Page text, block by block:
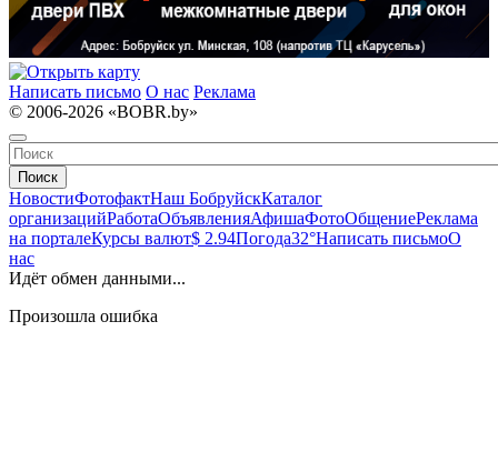
Написать письмо О нас Реклама
© 2006-2026 «BOBR.by»
Поиск
НовостиФотофактНаш БобруйскКаталог
организацийРаботаОбъявленияАфишаФотоОбщениеРеклама
на порталеКурсы валют$ 2.94Погода32°Написать письмоО
нас
Идёт обмен данными...
Произошла ошибка